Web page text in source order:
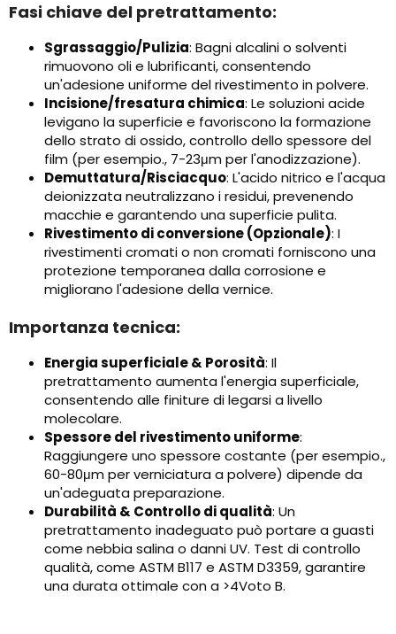
Fasi chiave del pretrattamento:
Sgrassaggio/Pulizia: Bagni alcalini o solventi
rimuovono oli e lubrificanti, consentendo
un'adesione uniforme del rivestimento in polvere.
Incisione/fresatura chimica: Le soluzioni acide
levigano la superficie e favoriscono la formazione
dello strato di ossido, controllo dello spessore del
film (per esempio., 7-23μm per l'anodizzazione).
Demuttatura/Risciacquo: L'acido nitrico e l'acqua
deionizzata neutralizzano i residui, prevenendo
macchie e garantendo una superficie pulita.
Rivestimento di conversione (Opzionale): I
rivestimenti cromati o non cromati forniscono una
protezione temporanea dalla corrosione e
migliorano l'adesione della vernice.
Importanza tecnica:
Energia superficiale & Porosità: Il
pretrattamento aumenta l'energia superficiale,
consentendo alle finiture di legarsi a livello
molecolare.
Spessore del rivestimento uniforme:
Raggiungere uno spessore costante (per esempio.,
60-80μm per verniciatura a polvere) dipende da
un'adeguata preparazione.
Durabilità & Controllo di qualità: Un
pretrattamento inadeguato può portare a guasti
come nebbia salina o danni UV. Test di controllo
qualità, come ASTM B117 e ASTM D3359, garantire
una durata ottimale con a >4Voto B.